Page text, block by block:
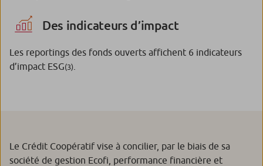
Des indicateurs d’impact
Les reportings des fonds ouverts affichent 6 indicateurs
d’impact ESG(3)
Le Crédit Coopératif vise à concilier, par le biais de sa
société de gestion Ecofi, performance financière et